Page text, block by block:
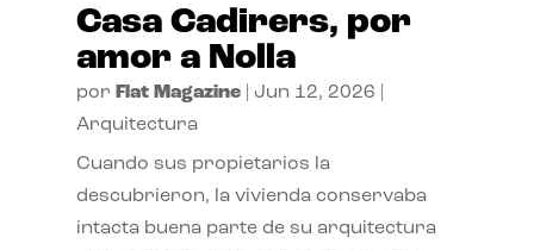
Casa Cadirers, por
amor a Nolla
por Flat Magazine| Jun 12, 2026
Arquitectura
Cuando sus propietarios la
descubrieron, la vivienda conservaba
intacta buena parte de su arquitectura